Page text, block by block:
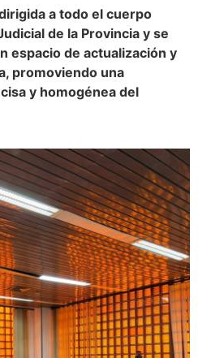
a todo el cuerpo
de la Provincia y se
espacio de actualización y
promoviendo una
y homogénea del